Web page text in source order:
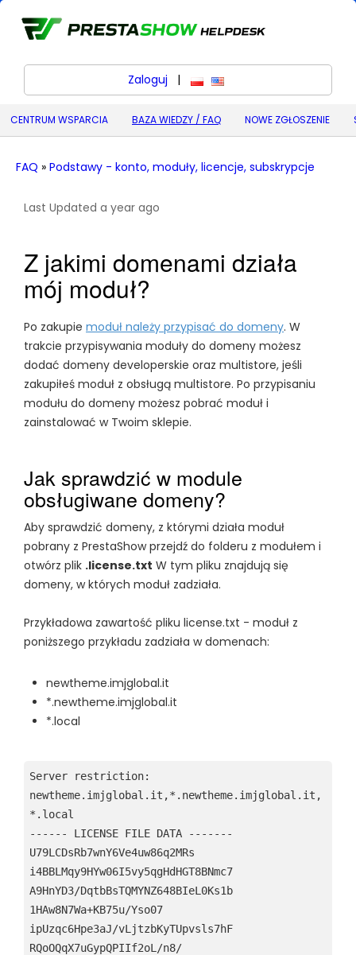
Zaloguj | polskiEnglish (United States)
CENTRUM WSPARCIA BAZA WIEDZY / FAQ NOWE ZGŁOSZENIE
FAQ » Podstawy - konto, moduły, licencje, subskrypcje
Last Updated a year ago
Z jakimi domenami działa
mój moduł?
Po zakupie moduł należy przypisać do domeny. W
trakcie przypisywania moduły do domeny możesz
dodać domeny developerskie oraz multistore, jeśli
zakupiłeś moduł z obsługą multistore. Po przypisaniu
modułu do domeny możesz pobrać moduł i
zainstalować w Twoim sklepie.
Jak sprawdzić w module
obsługiwane domeny?
Aby sprawdzić domeny, z którymi działa moduł
pobrany z PrestaShow przejdź do folderu z modułem i
otwórz plik .license.txt W tym pliku znajdują się
domeny, w których moduł zadziała.
Przykładowa zawartość pliku license.txt - moduł z
poniższego przykładu zadziała w domenach:
newtheme.imjglobal.it
*.newtheme.imjglobal.it
*.local
Server restriction:
newtheme.imjglobal.it,*.newtheme.imjglobal.it,
*.local
------ LICENSE FILE DATA -------
U79LCDsRb7wnY6Ve4uw86q2MRs
i4BBLMqy9HYw06I5vy5qgHdHGT8BNmc7
A9HnYD3/DqtbBsTQMYNZ648BIeL0Ks1b
1HAw8N7Wa+KB75u/Yso07
ipUzqc6Hpe3aJ/vLjtzbKyTUpvsls7hF
RQoOQqX7uGypQPIIf2oL/n8/